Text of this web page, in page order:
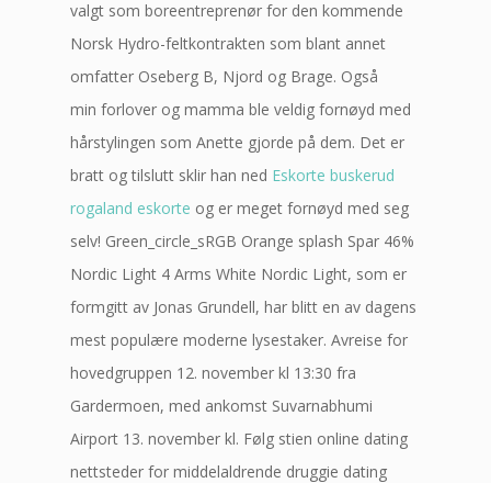
valgt som boreentreprenør for den kommende
Norsk Hydro-feltkontrakten som blant annet
omfatter Oseberg B, Njord og Brage. Også
min forlover og mamma ble veldig fornøyd med
hårstylingen som Anette gjorde på dem. Det er
bratt og til­slutt sklir han ned Eskorte buskerud
rogaland eskorte og er meget for­nøyd med seg
selv! Green_circle_sRGB Orange splash Spar 46%
Nordic Light 4 Arms White Nordic Light, som er
formgitt av Jonas Grundell, har blitt en av dagens
mest populære moderne lysestaker. Avreise for
hovedgruppen 12. november kl 13:30 fra
Gardermoen, med ankomst Suvarnabhumi
Airport 13. november kl. Følg stien online dating
nettsteder for middelaldrende druggie dating